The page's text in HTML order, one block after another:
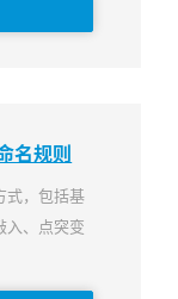
名规则
式，包括基
入、点突变